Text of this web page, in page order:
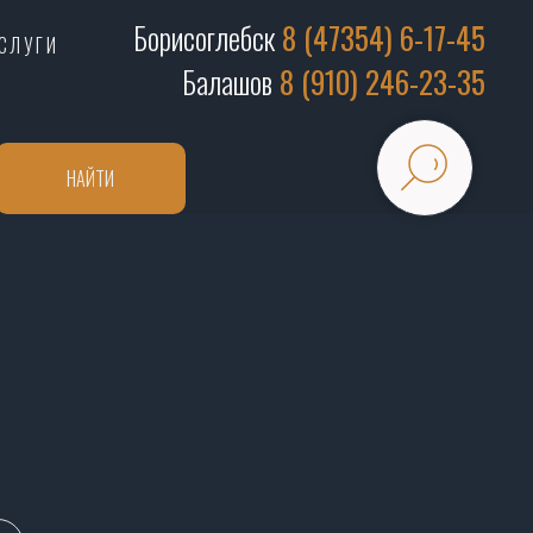
Борисоглебск8 (47354) 6-17-45
Балашов 8 (910) 246-23-35
НАЙТИ